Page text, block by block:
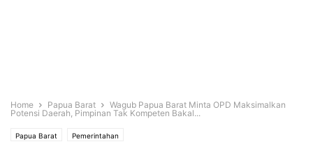
Home Papua Barat
Wagub Papua Barat Minta OPD Maksimalkan
Potensi Daerah, Pimpinan Tak Kompeten Bakal...
Papua Barat Pemerintahan